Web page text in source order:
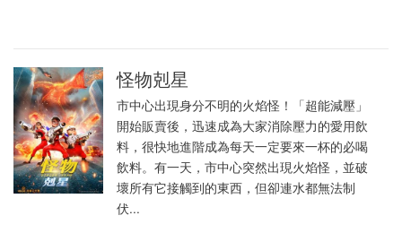
怪物剋星
市中心出現身分不明的火焰怪！「超能減壓」
開始販賣後，迅速成為大家消除壓力的愛用飲
料，很快地進階成為每天一定要來一杯的必喝
飲料。有一天，市中心突然出現火焰怪，並破
壞所有它接觸到的東西，但卻連水都無法制
伏...